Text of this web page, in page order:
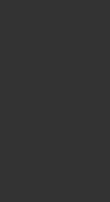
ZINA